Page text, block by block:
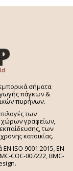
σήματα
πάγκων &
πυρήνων.
των
χώρων γραφείων,
των
κατοικίας.
ISO 9001:2015, EN
COC-007222, BMC-